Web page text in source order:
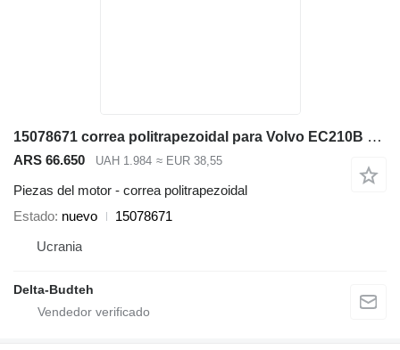
15078671 correa politrapezoidal para Volvo EC210B LC excavadora
ARS 66.650 UAH 1.984 ≈ EUR 38,55
Piezas del motor - correa politrapezoidal
Estado nuevo
15078671
Ucrania
Delta-Budteh